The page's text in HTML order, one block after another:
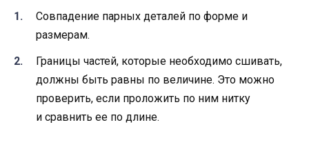
Совпадение парных деталей по форме и
размерам.
Границы частей, которые необходимо сшивать,
должны быть равны по величине. Это можно
проверить, если проложить по ним нитку
и сравнить ее по длине.